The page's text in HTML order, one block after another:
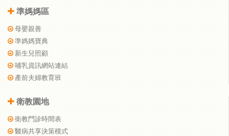
準媽媽區
母嬰親善
準媽媽寶典
新生兒照顧
哺乳資訊網站連結
產前夫婦教育班
衛教園地
衛教門診時間表
醫病共享決策模式